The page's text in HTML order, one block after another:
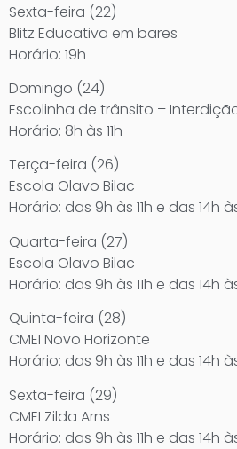
Sexta-feira (22)
Blitz Educativa em bares
Horário: 19h
Domingo (24)
Escolinha de trânsito –
Horário: 8h às 11h
Terça-feira (26)
Escola Olavo Bilac
Horário: das 9h às 11h e das 14h
Quarta-feira (27)
Escola Olavo Bilac
Horário: das 9h às 11h e das 14h
Quinta-feira (28)
CMEI Novo Horizonte
Horário: das 9h às 11h e das 14h
Sexta-feira (29)
CMEI Zilda Arns
Horário: das 9h às 11h e das 14h